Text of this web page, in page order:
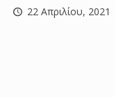
22 Απριλίου, 2021